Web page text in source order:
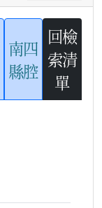
南四
縣腔
回檢
索清
單